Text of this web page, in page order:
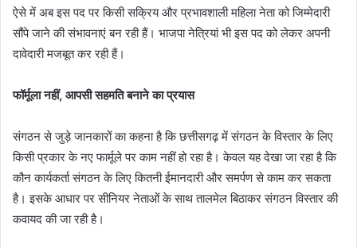
ऐसे में अब इस पद पर किसी सक्रिय और प्रभावशाली महिला नेता को जिम्मेदारी
सौंपे जाने की संभावनाएं बन रही हैं। भाजपा नेत्रियां भी इस पद को लेकर अपनी
दावेदारी मजबूत कर रही हैं।
फॉर्मूला नहीं, आपसी सहमति बनाने का प्रयास
संगठन से जुड़े जानकारों का कहना है कि छत्तीसगढ़ में संगठन के विस्तार के लिए
किसी प्रकार के नए फार्मूले पर काम नहीं हो रहा है। केवल यह देखा जा रहा है कि
कौन कार्यकर्ता संगठन के लिए कितनी ईमानदारी और समर्पण से काम कर सकता
है। इसके आधार पर सीनियर नेताओं के साथ तालमेल बिठाकर संगठन विस्तार की
कवायद की जा रही है।